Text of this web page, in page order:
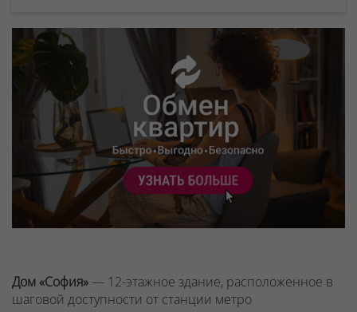
Дом «София» — 12-этажное здание, расположенное в
шаговой доступности от станции метро